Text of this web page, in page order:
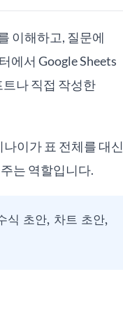
이해하고, 질문에
에서 Google Sheets
나 직접 작성한
이가 표 전체를 대신
는 역할입니다.
식 초안, 차트 초안,